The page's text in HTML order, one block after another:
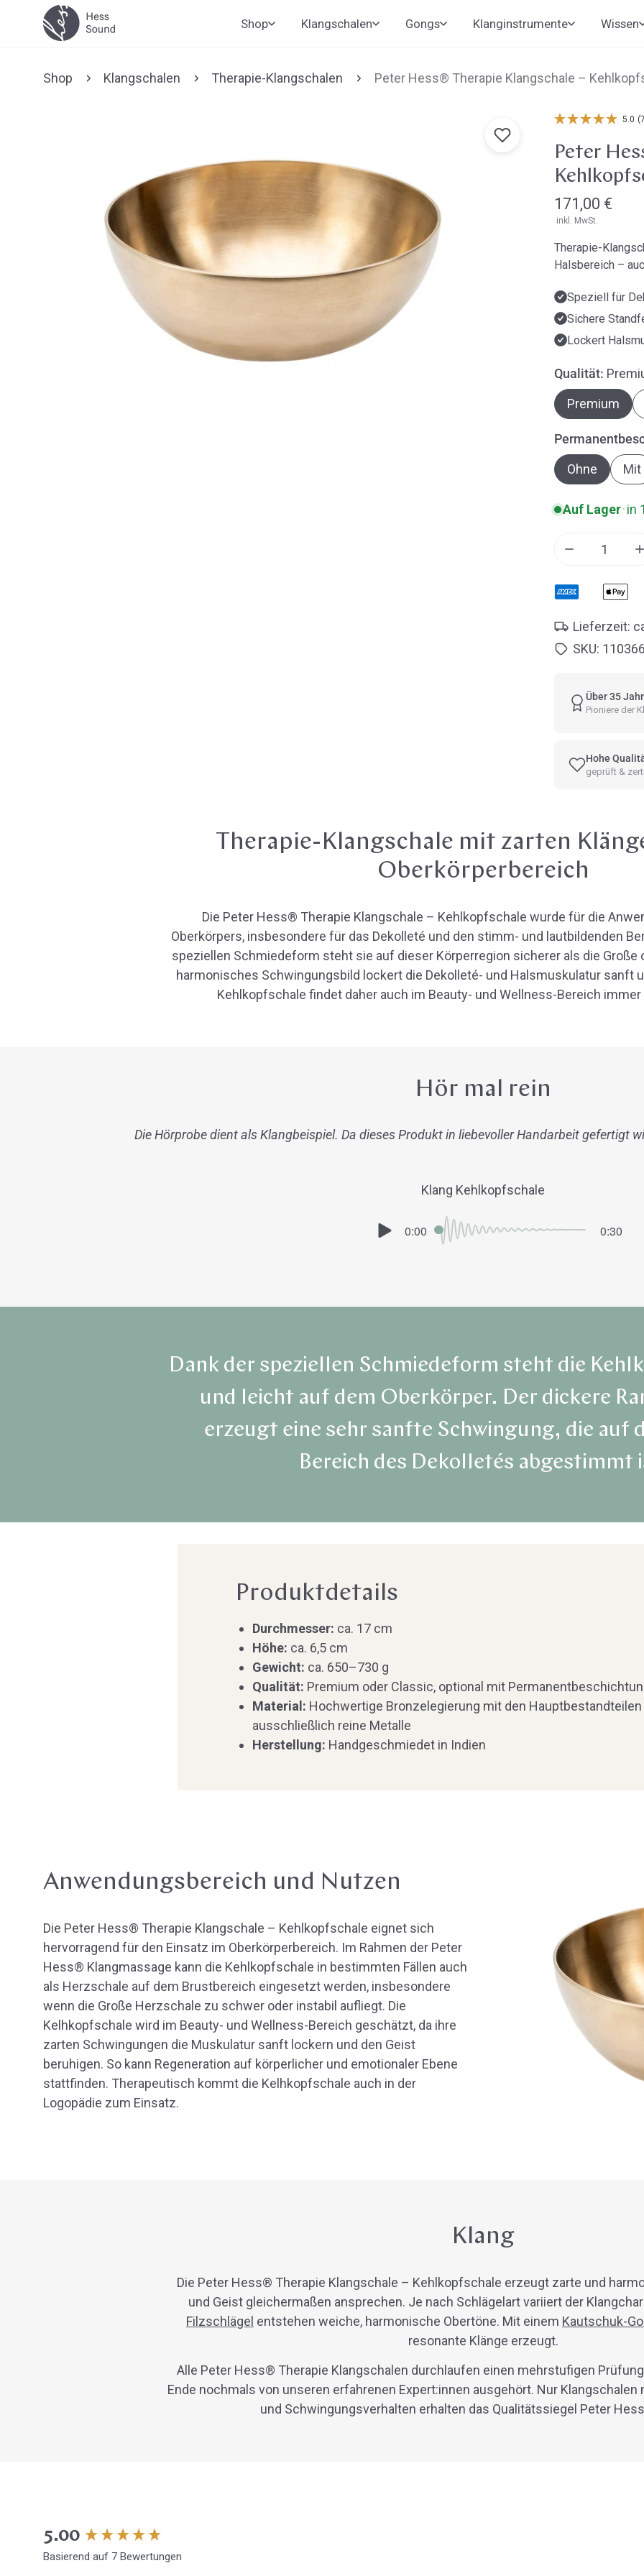
Zum
Inhalt
springen
Shop Klangschalen Gongs Klanginstrumente Wissen
Shop Klangschalen Therapie-Klangschalen Peter Hess® Therapie Klangschale –
5.0
Peter
Regulärer
Preis
171,00 €
inkl. MwSt.
Therapie-
Halsbereich –
Speziell für
Sichere
Lockert
Qualität:
Premium
Ohne
Mit
Auf Lager·in
Menge für
Lieferzeit:
SKU: 110366
Über 35
Pioniere der
Hohe
geprüft &
Therapie-Klangschale mit zarten
Oberkörperbereich
Die Peter Hess® Therapie Klangschale – Kehlkopfschale wurde für die
Oberkörpers, insbesondere für das Dekolleté und den stimm- und lautbildenden
speziellen Schmiedeform steht sie auf dieser Körperregion sicherer als die Große
harmonisches Schwingungsbild lockert die Dekolleté- und Halsmuskulatur sanft
Kehlkopfschale findet daher auch im Beauty- und Wellness-Bereich immer
Hör mal rein
Die Hörprobe dient als Klangbeispiel. Da dieses Produkt in liebevoller Handarbeit gefertigt
Klang Kehlkopfschale
Dank der speziellen Schmiedeform steht die
und leicht auf dem Oberkörper. Der dickere
erzeugt eine sehr sanfte Schwingung, die auf
Bereich des Dekolletés abgestimmt
Produktdetails
Durchmesser: ca. 17 cm
Höhe: ca. 6,5 cm
Gewicht: ca. 650–730 g
Qualität: Premium oder Classic, optional mit
Material: Hochwertige Bronzelegierung mit den Hauptbestandteilen
ausschließlich reine Metalle
Herstellung: Handgeschmiedet in Indien
Anwendungsbereich und Nutzen
Die Peter Hess® Therapie Klangschale – Kehlkopfschale eignet sich
hervorragend für den Einsatz im Oberkörperbereich. Im Rahmen der Peter
Hess® Klangmassage kann die Kehlkopfschale in bestimmten Fällen auch
als Herzschale auf dem Brustbereich eingesetzt werden, insbesondere
wenn die Große Herzschale zu schwer oder instabil aufliegt. Die
Kelhkopfschale wird im Beauty- und Wellness-Bereich geschätzt, da ihre
zarten Schwingungen die Muskulatur sanft lockern und den Geist
beruhigen. So kann Regeneration auf körperlicher und emotionaler Ebene
stattfinden. Therapeutisch kommt die Kelhkopfschale auch in der
Logopädie zum Einsatz.
Klang
Die Peter Hess® Therapie Klangschale – Kehlkopfschale erzeugt zarte und
und Geist gleichermaßen ansprechen. Je nach Schlägelart variiert der
Filzschlägel entstehen weiche, harmonische Obertöne. Mit einem Kautschuk-
resonante Klänge erzeugt.
Alle Peter Hess® Therapie Klangschalen durchlaufen einen mehrstufigen
Ende nochmals von unseren erfahrenen Expert:innen ausgehört. Nur Klangschalen
und Schwingungsverhalten erhalten das Qualitätssiegel Peter
5.00
Basierend auf 7 Bewertungen
New content loaded